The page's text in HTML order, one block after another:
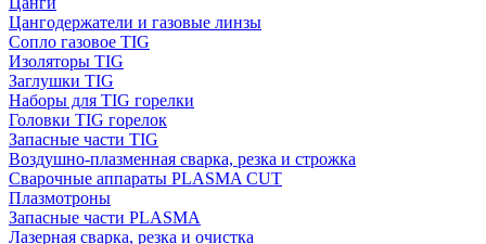
Цангодержатели и газовые линзы
Сопло газовое TIG
Изоляторы TIG
Заглушки TIG
Наборы для TIG горелки
Головки TIG горелок
Запасные части TIG
Воздушно-плазменная сварка, резка и строжка
Сварочные аппараты PLASMA CUT
Плазмотроны
Запасные части PLASMA
Лазерная сварка, резка и очистка